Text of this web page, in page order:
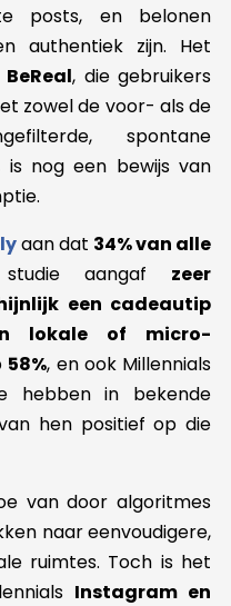
posts, en belonen
authentiek zijn. Het
BeReal, die gebruikers
zowel de voor- als de
spontane
nog een bewijs van
aan dat 34% van alle
aangaf zeer
een cadeautip
lokale of micro-
58%, en ook Millennials
hebben in bekende
hen positief op die
van door algoritmes
naar eenvoudigere,
ruimtes. Toch is het
Instagram en